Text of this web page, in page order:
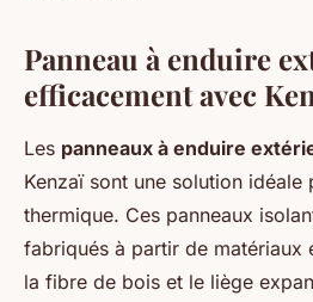
Panneau à enduire
efficacement avec
Les panneaux à enduire
Kenzaï sont une solution
thermique. Ces panneaux
fabriqués à partir de matériaux
la fibre de bois et le liège